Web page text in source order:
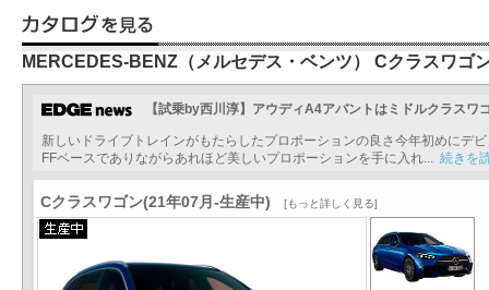
MERCEDES-BENZ（メルセデス・ベンツ） Cクラスワゴ
【試乗by西川淳】アウディA4アバントはミドルクラスワ
新しいドライブトレインがもたらしたプロポーションの良さ今年初めにデ
FFベースでありながらあれほど美しいプロポーションを手に入れ... 続きを
Cクラスワゴン(21年07月-生産中) [もっと詳しく見る]